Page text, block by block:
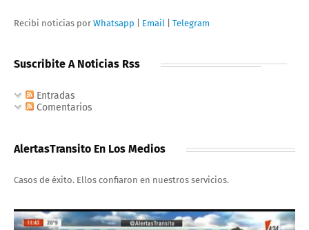
Recibi noticias por Whatsapp Email Telegram
Suscribite A Noticias Rss
Entradas
Comentarios
AlertasTransito En Los Medios
Casos de éxito. Ellos confiaron en nuestros servicios.